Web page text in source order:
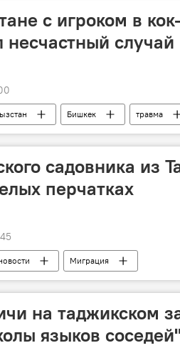
с игроком в
случай
Бишкек травма
садовника из
перчатках
Миграция
Центральной Азии в России
на таджикском
языков